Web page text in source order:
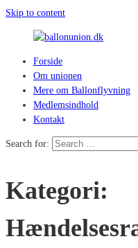
Skip to content
ballonunion.dk
hvad
blæser
Forside
Om unionen
Mere om Ballonflyvning
Medlemsindhold
Kontakt
Search for:
Kategori: